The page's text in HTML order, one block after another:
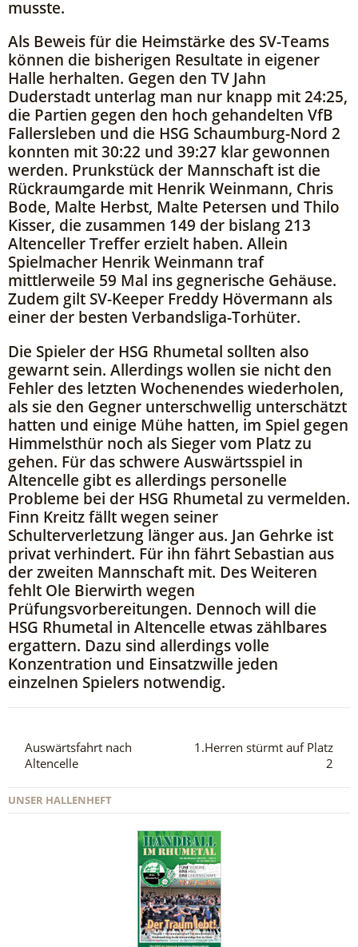
musste.
Als Beweis für die Heimstärke des SV-Teams
können die bisherigen Resultate in eigener
Halle herhalten. Gegen den TV Jahn
Duderstadt unterlag man nur knapp mit 24:25,
die Partien gegen den hoch gehandelten VfB
Fallersleben und die HSG Schaumburg-Nord 2
konnten mit 30:22 und 39:27 klar gewonnen
werden. Prunkstück der Mannschaft ist die
Rückraumgarde mit Henrik Weinmann, Chris
Bode, Malte Herbst, Malte Petersen und Thilo
Kisser, die zusammen 149 der bislang 213
Altenceller Treffer erzielt haben. Allein
Spielmacher Henrik Weinmann traf
mittlerweile 59 Mal ins gegnerische Gehäuse.
Zudem gilt SV-Keeper Freddy Hövermann als
einer der besten Verbandsliga-Torhüter.
Die Spieler der HSG Rhumetal sollten also
gewarnt sein. Allerdings wollen sie nicht den
Fehler des letzten Wochenendes wiederholen,
als sie den Gegner unterschwellig unterschätzt
hatten und einige Mühe hatten, im Spiel gegen
Himmelsthür noch als Sieger vom Platz zu
gehen. Für das schwere Auswärtsspiel in
Altencelle gibt es allerdings personelle
Probleme bei der HSG Rhumetal zu vermelden.
Finn Kreitz fällt wegen seiner
Schulterverletzung länger aus. Jan Gehrke ist
privat verhindert. Für ihn fährt Sebastian aus
der zweiten Mannschaft mit. Des Weiteren
fehlt Ole Bierwirth wegen
Prüfungsvorbereitungen. Dennoch will die
HSG Rhumetal in Altencelle etwas zählbares
ergattern. Dazu sind allerdings volle
Konzentration und Einsatzwille jeden
einzelnen Spielers notwendig.
Auswärtsfahrt nach
Altencelle
1.Herren stürmt auf Platz
2
UNSER HALLENHEFT